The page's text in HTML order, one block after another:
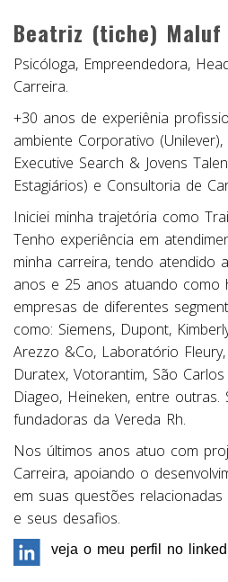
Beatriz (tiche) Maluf
Psicóloga, Empreendedora,
Carreira.
+30 anos de experiênia
ambiente Corporativo
Executive Search & Jovens
Estagiários) e Consultoria de
Iniciei minha trajetória como
Tenho experiência em
minha carreira, tendo atendido
anos e 25 anos atuando como
empresas de diferentes
como: Siemens, Dupont,
Arezzo &Co, Laboratório
Duratex, Votorantim, São
Diageo, Heineken, entre
fundadoras da Vereda Rh.
Nos últimos anos atuo com
Carreira, apoiando o
em suas questões
e seus desafios.
veja o meu perfil no